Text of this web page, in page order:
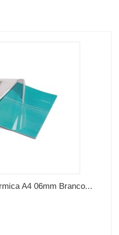
A4 06mm Branco...